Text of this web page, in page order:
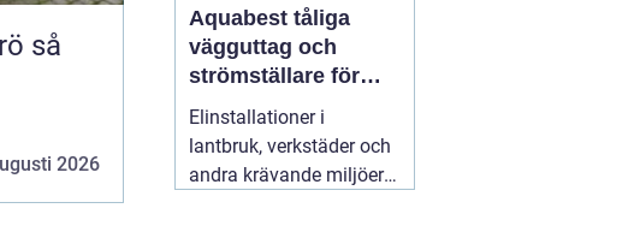
2026
Aquabest tåliga
vägguttag och
strömställare för
krävande miljöer
Elinstallationer i
lantbruk, verkstäder och
andra krävande miljöer